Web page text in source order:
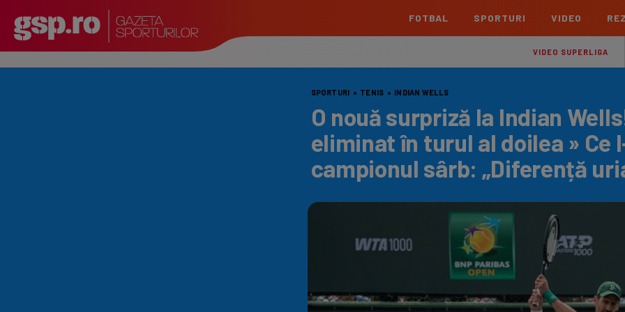
FOTBAL
Echipe
Liga 2
Meciuri Clasament
Cupa României Betano
Echipe Meciuri
Echipe
Echipe
SPORTURI VIDEO
VIDEO SUPERLIGA
SPORTURI » TENIS » INDIAN WELLS
O nouă surpriză la Indian
eliminat în turul al doilea » Ce
campionul sârb: „Diferență